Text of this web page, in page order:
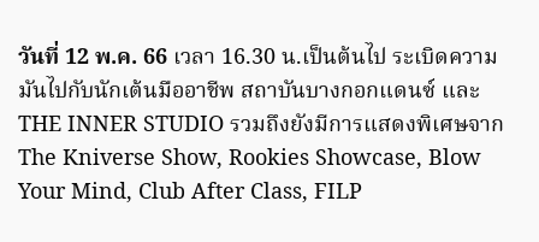
วันที่ 12 พ.ค. 66 เวลา 16.30 น.เป็นต้นไป ระเบิดความ
มันไปกับนักเต้นมืออาชีพ สถาบันบางกอกแดนซ์ และ
THE INNER STUDIO รวมถึงยังมีการแสดงพิเศษจาก
The Kniverse Show, Rookies Showcase, Blow
Your Mind, Club After Class, FILP